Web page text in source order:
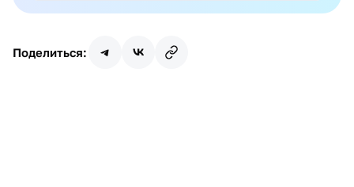
Поделиться: